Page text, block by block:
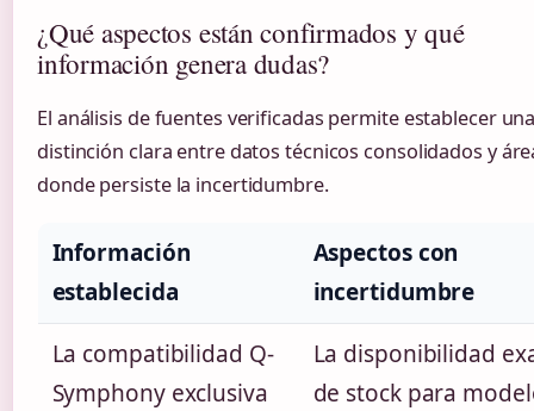
¿Qué aspectos están confirmados y qué
información genera dudas?
El análisis de fuentes verificadas permite establecer
distinción clara entre datos técnicos consolidados y
donde persiste la incertidumbre.
Información
establecida
Aspectos con
incertidumbre
La compatibilidad Q-
Symphony exclusiva
La disponibilidad
de stock para